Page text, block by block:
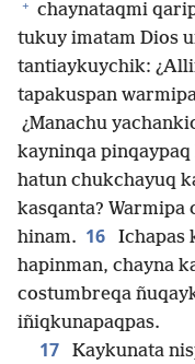
+ chaynataqmi
tukuy imatam Dios
tantiaykuychik:
tapakuspan
¿Manachu
kayninqa pinqaypaq
hatun chukchayuq
kasqanta? Warmipa
hinam. 16
Ichapas
hapinman, chayna
costumbreqa
iñiqkunapaqpas.
17
Kaykunata